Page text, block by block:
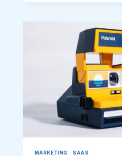
YOUR
SMALL
BUSINESS
MARKETING SAAS